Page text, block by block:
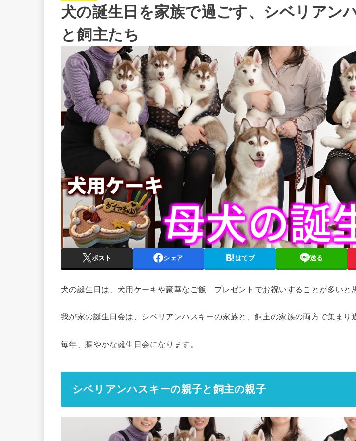
犬の誕生日を家族で過ごす、シベリアン
と飼主たち
ポスト シェア はてブ 送る
犬の誕生日は、犬用ケーキや豪華なご飯、プレゼントでお祝いすることが多いと
我が家の誕生日会は、シベリアンハスキーの家族と、飼主の家族の両方で集まり
毎年、賑やかな誕生日会になります。
シベリアンハスキーの親子と飼主の親子